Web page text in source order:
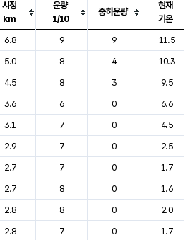
씨, 기온, 강수, 바람, 기압등을 안내한 표입
시정
km
운량
1/10
중하운량
현재
기온
6.8 9 9
11.5
5.0 8 4
10.3
4.5 8 3
9.5
3.6 6 0
6.6
3.1 7 0
4.5
2.9 7 0
2.5
2.7 7 0
1.7
2.7 8 0
1.6
2.8 8 0
2.0
2.8 7 0
1.7